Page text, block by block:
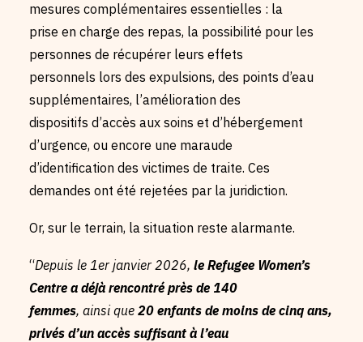
mesures complémentaires essentielles : la
prise en charge des repas, la possibilité pour les
personnes de récupérer leurs effets
personnels lors des expulsions, des points d’eau
supplémentaires, l’amélioration des
dispositifs d’accès aux soins et d’hébergement
d’urgence, ou encore une maraude
d’identification des victimes de traite. Ces
demandes ont été rejetées par la juridiction.
Or, sur le terrain, la situation reste alarmante.
“Depuis le 1er janvier 2026, le Refugee Women’s
Centre a déjà rencontré près de 140
femmes, ainsi que 20 enfants de moins de cinq ans,
privés d’un accès suffisant à l’eau